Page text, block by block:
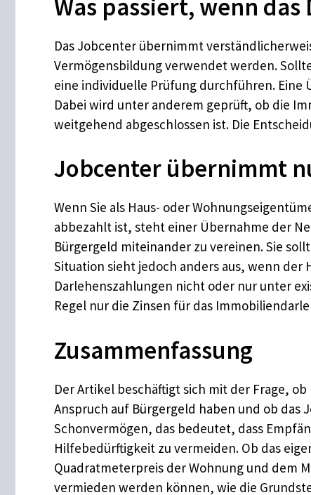
Was passiert, wenn
Das Jobcenter übernimmt
Vermögensbildung verwendet werden.
eine individuelle Prüfung durchführen. Eine
Dabei wird unter anderem geprüft, ob die
weitgehend abgeschlossen ist. Die
Jobcenter übernimmt
Wenn Sie als Haus- oder
abbezahlt ist, steht einer Übernahme der
Bürgergeld miteinander zu vereinen. Sie
Situation sieht jedoch anders aus, wenn
Darlehenszahlungen nicht oder nur unter
Regel nur die Zinsen für das
Zusammenfassung
Der Artikel beschäftigt sich mit der Frage,
Anspruch auf Bürgergeld haben und ob
Schonvermögen, das bedeutet, dass
Hilfebedürftigkeit zu vermeiden. Ob das
Quadratmeterpreis der Wohnung und dem
vermieden werden können, wie die